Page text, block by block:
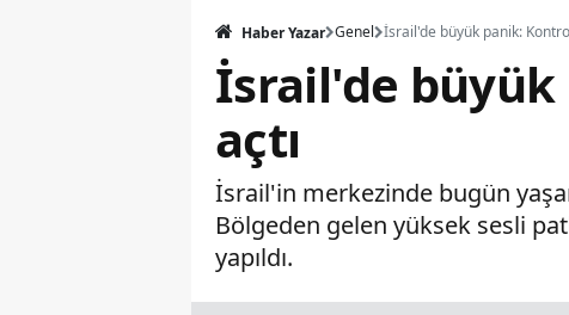
Haber Yazar Genel
İsrail'de
açtı
İsrail'in merkezinde bugün
Bölgeden gelen yüksek sesli
yapıldı.